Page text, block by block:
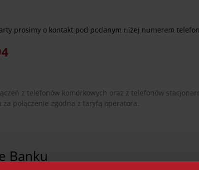
prosimy o kontakt pod podanym niżej numerem
z telefonów komórkowych oraz z telefonów
za połączenie zgodna z taryfą operatora.
Banku